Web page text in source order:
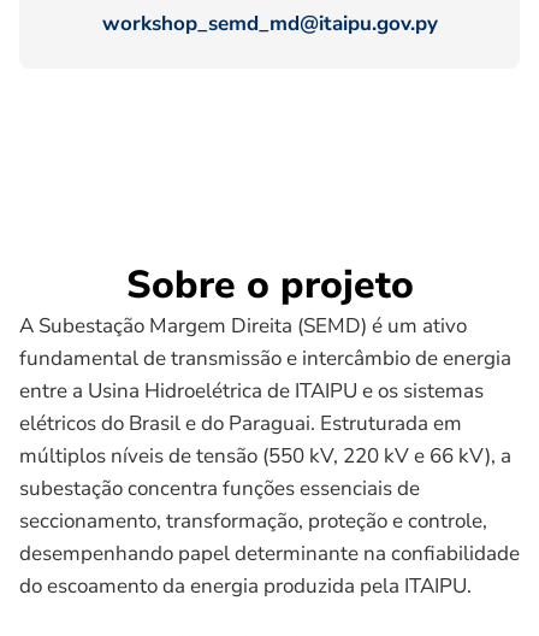
workshop_semd_md@itaipu.gov.py
Sobre o projeto
A Subestação Margem Direita (SEMD) é um ativo
fundamental de transmissão e intercâmbio de energia
entre a Usina Hidroelétrica de ITAIPU e os sistemas
elétricos do Brasil e do Paraguai. Estruturada em
múltiplos níveis de tensão (550 kV, 220 kV e 66 kV), a
subestação concentra funções essenciais de
seccionamento, transformação, proteção e controle,
desempenhando papel determinante na confiabilidade
do escoamento da energia produzida pela ITAIPU.